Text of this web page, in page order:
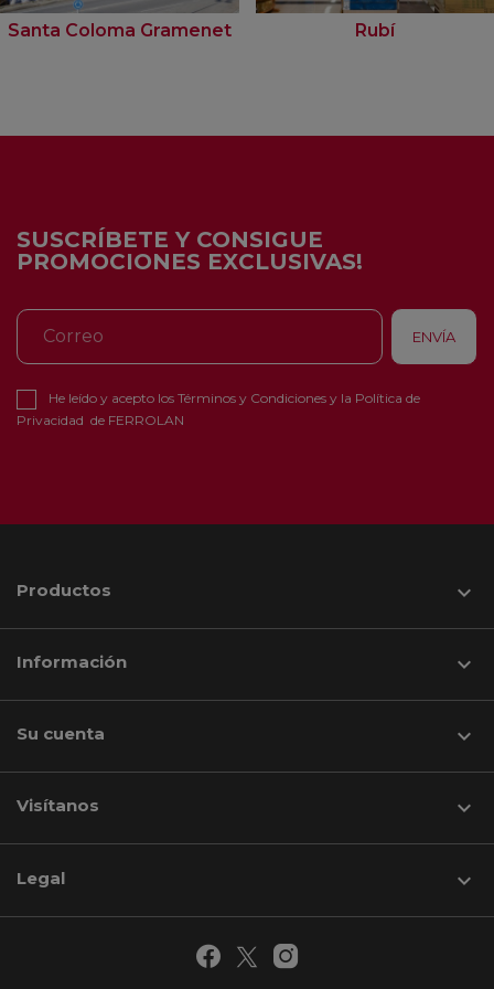
Santa Coloma Gramenet Rubí
SUSCRÍBETE Y CONSIGUE
PROMOCIONES EXCLUSIVAS!
He leído y acepto los Términos y Condiciones y la Política de
Privacidad de FERROLAN
Productos 
Información 
Su cuenta 
Visítanos keyboard_arrow_down
Legal 